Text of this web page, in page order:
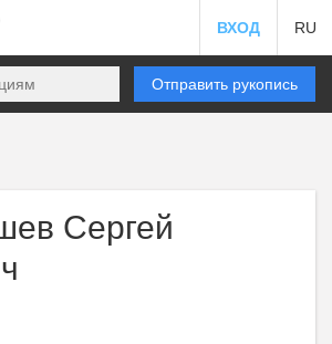
ВХОД RU
Отправить рукопись
Сергей